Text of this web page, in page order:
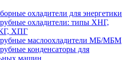
охладители для энергетики
охладители: типы ХНГ,
ХПГ
маслоохладители МБ/МБМ
конденсаторы для
машин